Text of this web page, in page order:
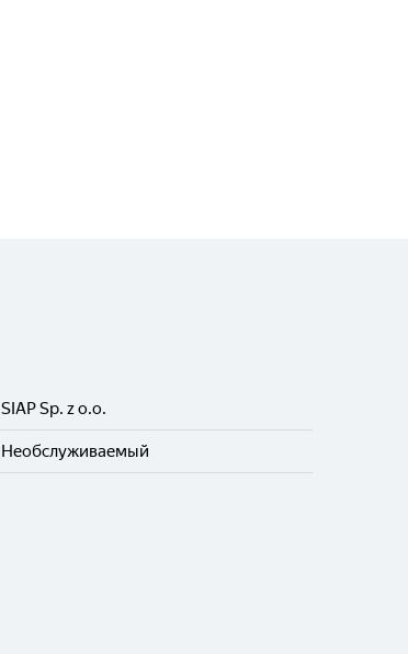
SIAP Sp. z o.o.
Необслуживаемый